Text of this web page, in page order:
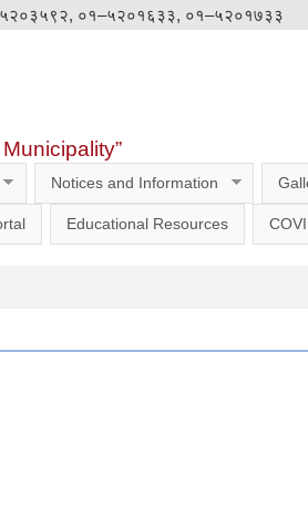
०१–५२०१६३३, ०१–५२०१७३३
Notices and Information
Educational Resources